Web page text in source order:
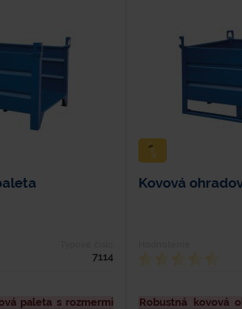
7114
paleta s rozmermi
Kovová
Robustná kovová